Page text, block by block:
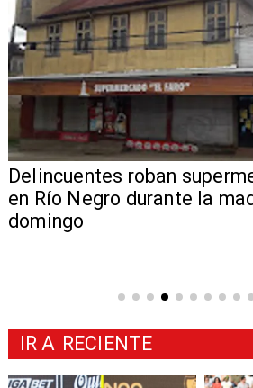
Delincuentes roban
en Río Negro durante la
domingo
IR A RECIENTE